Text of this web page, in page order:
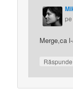
Merge,ca
Răspunde